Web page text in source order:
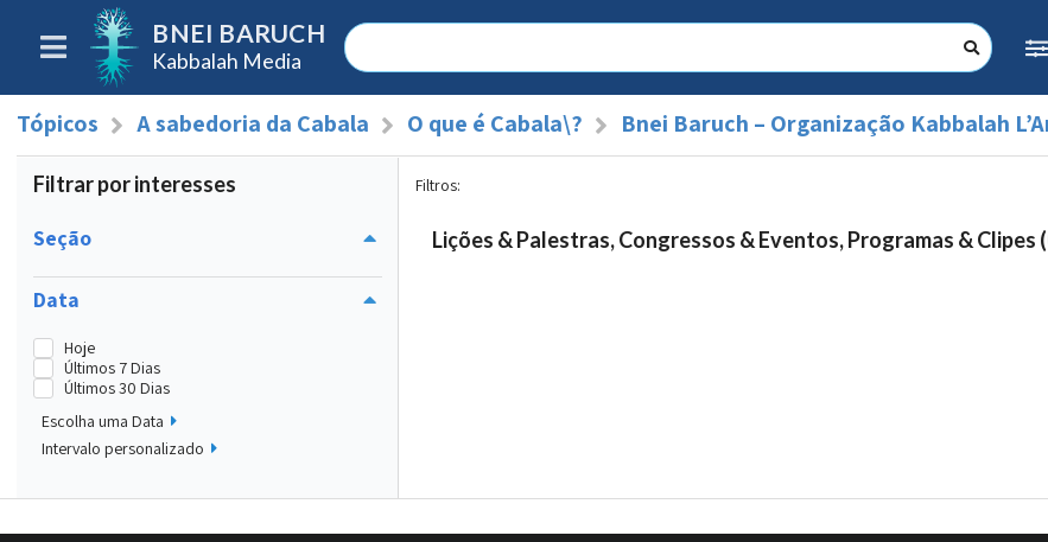
BNEI BARUCH
Kabbalah Media
Tópicos A sabedoria da Cabala O que é Cabala\? Bnei Baruch – Organização Kabbalah
Filtrar por interesses
Seção
Data
Hoje
Últimos 7 Dias
Últimos 30 Dias
Escolha uma Data
Intervalo personalizado
Filtros:
Lições & Palestras, Congressos & Eventos, Programas & Clipes